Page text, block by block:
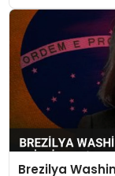
Brezilya